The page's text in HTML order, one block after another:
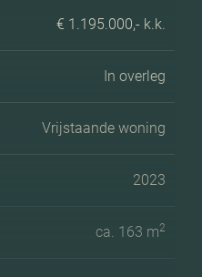
€ 1.195.000,- k.k.
In overleg
Vrijstaande woning
2023
ca. 163 m2